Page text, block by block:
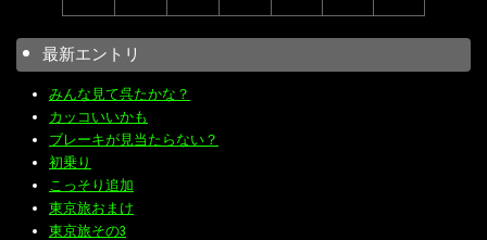
最新エントリ
みんな見て呉たかな？
カッコいいかも
ブレーキが見当たらない？
初乗り
こっそり追加
東京旅おまけ
東京旅その3